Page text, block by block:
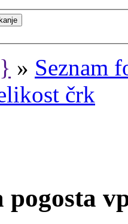
» Seznam
črk
pogosta